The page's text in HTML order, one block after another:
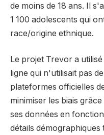
de moins de 18 ans. Il
1 100 adolescents qui
race/origine ethnique.
Le projet Trevor a
ligne qui n'utilisait pas
plateformes officielles
minimiser les biais
ses données en
détails démographiques